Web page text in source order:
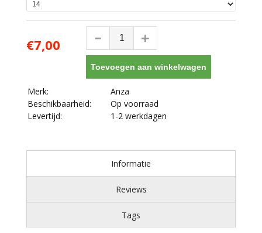
€7,00
Toevoegen aan winkelwagen
Merk:
Anza
Beschikbaarheid:
Op voorraad
Levertijd:
1-2 werkdagen
Informatie
Reviews
Tags